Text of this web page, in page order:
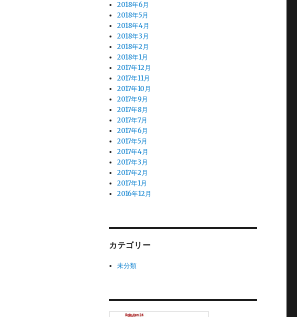
2018年6月
2018年5月
2018年4月
2018年3月
2018年2月
2018年1月
2017年12月
2017年11月
2017年10月
2017年9月
2017年8月
2017年7月
2017年6月
2017年5月
2017年4月
2017年3月
2017年2月
2017年1月
2016年12月
カテゴリー
未分類